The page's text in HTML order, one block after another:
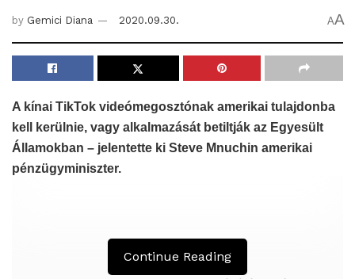
by Gemici Diana 2020.09.30. AA
A kínai TikTok videómegosztónak amerikai tulajdonba
kell kerülnie, vagy alkalmazását betiltják az Egyesült
Államokban – jelentette ki Steve Mnuchin amerikai
pénzügyminiszter.
Continue Reading